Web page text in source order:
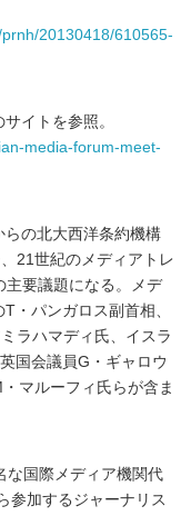
20130418/610565-
イトを参照。
media-forum-meet-
の北大西洋条約機構
21世紀のメディアトレ
主要議題になる。メデ
・パンガロス副首相、
ラハマディ氏、イスラ
国会議員G・ギャロウ
マルーフィ氏らが含ま
な国際メディア機関代
参加するジャーナリス